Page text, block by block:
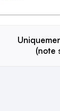
(note